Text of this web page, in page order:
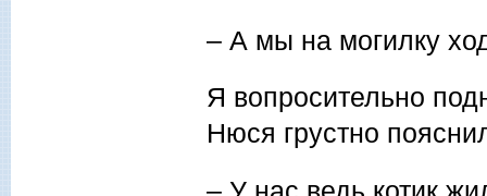
– А мы на могилку
Я вопросительно
Нюся грустно